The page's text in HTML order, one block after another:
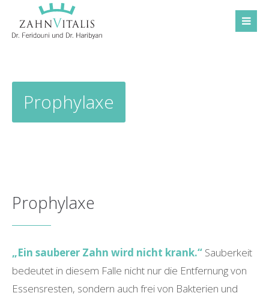
Prophylaxe
Prophylaxe
„Ein sauberer Zahn wird nicht krank.“ Sauberkeit
bedeutet in diesem Falle nicht nur die Entfernung von
Essensresten, sondern auch frei von Bakterien und